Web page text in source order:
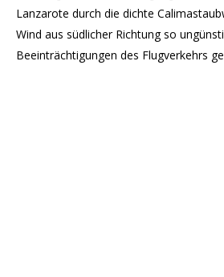
Lanzarote durch die dichte
Wind aus südlicher Richtung so
Beeinträchtigungen des Flugverkehrs